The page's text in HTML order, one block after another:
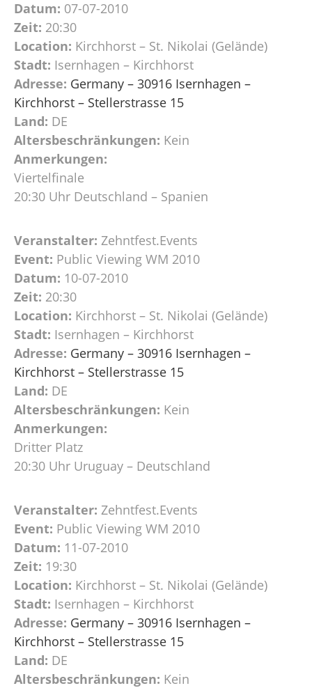
Datum: 07-07-2010
Zeit: 20:30
Location: Kirchhorst – St. Nikolai (Gelände)
Stadt: Isernhagen – Kirchhorst
Adresse: Germany – 30916 Isernhagen –
Kirchhorst – Stellerstrasse 15
Land: DE
Altersbeschränkungen: Kein
Anmerkungen:
Viertelfinale
20:30 Uhr Deutschland – Spanien
Veranstalter: Zehntfest.Events
Event: Public Viewing WM 2010
Datum: 10-07-2010
Zeit: 20:30
Location: Kirchhorst – St. Nikolai (Gelände)
Stadt: Isernhagen – Kirchhorst
Adresse: Germany – 30916 Isernhagen –
Kirchhorst – Stellerstrasse 15
Land: DE
Altersbeschränkungen: Kein
Anmerkungen:
Dritter Platz
20:30 Uhr Uruguay – Deutschland
Veranstalter: Zehntfest.Events
Event: Public Viewing WM 2010
Datum: 11-07-2010
Zeit: 19:30
Location: Kirchhorst – St. Nikolai (Gelände)
Stadt: Isernhagen – Kirchhorst
Adresse: Germany – 30916 Isernhagen –
Kirchhorst – Stellerstrasse 15
Land: DE
Altersbeschränkungen: Kein